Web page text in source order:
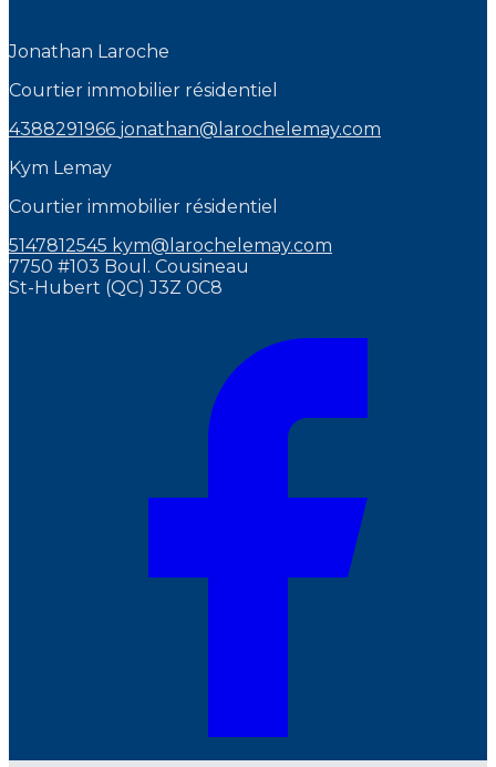
Jonathan Laroche
Courtier immobilier résidentiel
4388291966 jonathan@larochelemay.com
Kym Lemay
Courtier immobilier résidentiel
5147812545 kym@larochelemay.com
7750 #103 Boul. Cousineau
St-Hubert (QC) J3Z 0C8